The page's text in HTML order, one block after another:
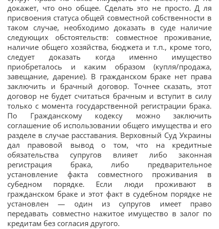
докажет, что оно общее. Сделать это не просто. Д ля
присвоения статуса общей совместной собственности в
таком случае, необходимо доказать в суде наличие
следующих обстоятельств: совместное проживание,
наличие общего хозяйства, бюджета и т.п., кроме того,
следует доказать когда именно имущество
приобреталось и каким образом (купля/продажа,
завещание, дарение). В гражданском браке нет права
заключить и брачный договор. Точнее сказать, этот
договор не будет считаться брачным и вступит в силу
только с момента государственной регистрации брака.
По Гражданскому кодексу можно заключить
соглашение об использовании общего имущества и его
разделе в случае расставания. Верховный Суд Украины
дал правовой вывод о том, что на кредитные
обязательства супругов влияет либо законная
регистрация брака, либо предварительное
установление факта совместного проживания в
субедном порядке. Если люди проживают в
гражданском браке и этот факт в судебном порядке не
установлен — один из супругов имеет право
передавать совместно нажитое имущество в залог по
кредитам без согласия другого.